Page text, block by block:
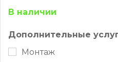
В наличии
Дополнительные
Монтаж